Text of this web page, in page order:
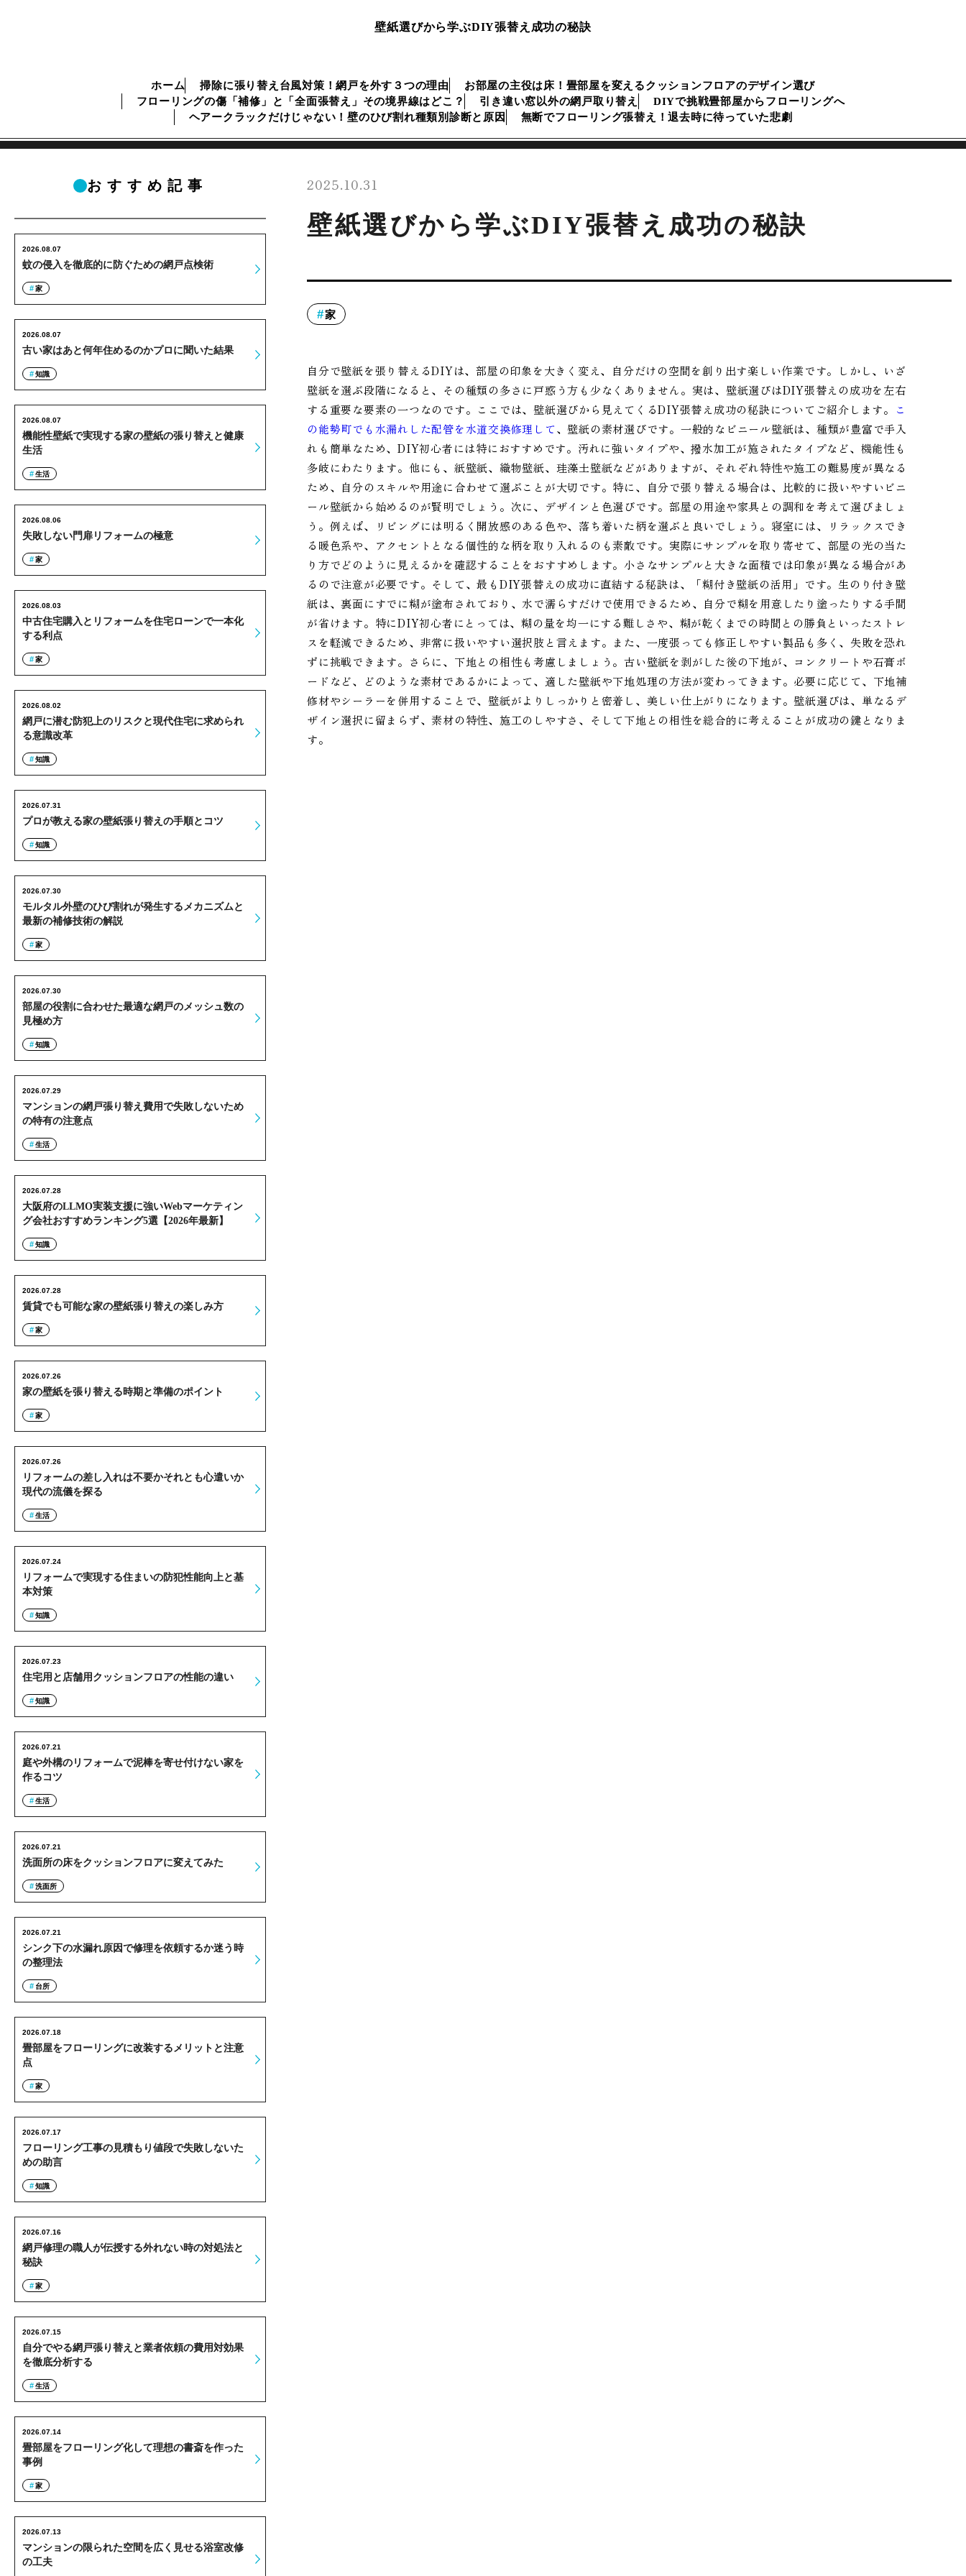
壁紙選びから学ぶDIY張替え成功の秘訣
ホーム 掃除に張り替え台風対策！網戸を外す３つの理由
お部屋の主役は床！畳部屋を変えるクッションフロアのデザイン選び
フローリングの傷「補修」と「全面張替え」その境界線はどこ？
引き違い窓以外の網戸取り替え
DIYで挑戦畳部屋からフローリングへ
ヘアークラックだけじゃない！壁のひび割れ種類別診断と原因
無断でフローリング張替え！退去時に待っていた悲劇
2025.10.31
壁紙選びから学ぶDIY張替え成功の秘訣
家
自分で壁紙を張り替えるDIYは、部屋の印象を大きく変え、自分だけの空間を創り出す楽しい作業です。しかし、いざ
壁紙を選ぶ段階になると、その種類の多さに戸惑う方も少なくありません。実は、壁紙選びはDIY張替えの成功を左右
する重要な要素の一つなのです。ここでは、壁紙選びから見えてくるDIY張替え成功の秘訣についてご紹介します。
こ
の能勢町でも水漏れした配管を水道交換修理して、壁紙の素材選びです。一般的なビニール壁紙は、種類が豊富で手入
れも簡単なため、DIY初心者には特におすすめです。汚れに強いタイプや、撥水加工が施されたタイプなど、機能性も
多岐にわたります。他にも、紙壁紙、織物壁紙、珪藻土壁紙などがありますが、それぞれ特性や施工の難易度が異なる
ため、自分のスキルや用途に合わせて選ぶことが大切です。特に、自分で張り替える場合は、比較的に扱いやすいビニ
ール壁紙から始めるのが賢明でしょう。次に、デザインと色選びです。部屋の用途や家具との調和を考えて選びましょ
う。例えば、リビングには明るく開放感のある色や、落ち着いた柄を選ぶと良いでしょう。寝室には、リラックスでき
る暖色系や、アクセントとなる個性的な柄を取り入れるのも素敵です。実際にサンプルを取り寄せて、部屋の光の当た
り方でどのように見えるかを確認することをおすすめします。小さなサンプルと大きな面積では印象が異なる場合があ
るので注意が必要です。そして、最もDIY張替えの成功に直結する秘訣は、「糊付き壁紙の活用」です。生のり付き壁
紙は、裏面にすでに糊が塗布されており、水で濡らすだけで使用できるため、自分で糊を用意したり塗ったりする手間
が省けます。特にDIY初心者にとっては、糊の量を均一にする難しさや、糊が乾くまでの時間との勝負といったストレ
スを軽減できるため、非常に扱いやすい選択肢と言えます。また、一度張っても修正しやすい製品も多く、失敗を恐れ
ずに挑戦できます。さらに、下地との相性も考慮しましょう。古い壁紙を剥がした後の下地が、コンクリートや石膏ボ
ードなど、どのような素材であるかによって、適した壁紙や下地処理の方法が変わってきます。必要に応じて、下地補
修材やシーラーを併用することで、壁紙がよりしっかりと密着し、美しい仕上がりになります。壁紙選びは、単なるデ
ザイン選択に留まらず、素材の特性、施工のしやすさ、そして下地との相性を総合的に考えることが成功の鍵となりま
す。
おすすめ記事
蚊の侵入を徹底的に防ぐための網戸点検術
2026.08.07
家
古い家はあと何年住めるのかプロに聞いた結果
2026.08.07
知識
機能性壁紙で実現する家の壁紙の張り替えと健康
生活
2026.08.07
生活
失敗しない門扉リフォームの極意
2026.08.06
家
中古住宅購入とリフォームを住宅ローンで一本化
する利点
2026.08.03
家
網戸に潜む防犯上のリスクと現代住宅に求められ
る意識改革
2026.08.02
知識
プロが教える家の壁紙張り替えの手順とコツ
2026.07.31
知識
モルタル外壁のひび割れが発生するメカニズムと
最新の補修技術の解説
2026.07.30
家
部屋の役割に合わせた最適な網戸のメッシュ数の
見極め方
2026.07.30
知識
マンションの網戸張り替え費用で失敗しないため
の特有の注意点
2026.07.29
生活
大阪府のLLMO実装支援に強いWebマーケティン
グ会社おすすめランキング5選【2026年最新】
2026.07.28
知識
賃貸でも可能な家の壁紙張り替えの楽しみ方
2026.07.28
家
家の壁紙を張り替える時期と準備のポイント
2026.07.26
家
リフォームの差し入れは不要かそれとも心遣いか
現代の流儀を探る
2026.07.26
生活
リフォームで実現する住まいの防犯性能向上と基
本対策
2026.07.24
知識
住宅用と店舗用クッションフロアの性能の違い
2026.07.23
知識
庭や外構のリフォームで泥棒を寄せ付けない家を
作るコツ
2026.07.21
生活
洗面所の床をクッションフロアに変えてみた
2026.07.21
洗面所
シンク下の水漏れ原因で修理を依頼するか迷う時
の整理法
2026.07.21
台所
畳部屋をフローリングに改装するメリットと注意
点
2026.07.18
家
フローリング工事の見積もり値段で失敗しないた
めの助言
2026.07.17
知識
網戸修理の職人が伝授する外れない時の対処法と
秘訣
2026.07.16
家
自分でやる網戸張り替えと業者依頼の費用対効果
を徹底分析する
2026.07.15
生活
畳部屋をフローリング化して理想の書斎を作った
事例
2026.07.14
家
マンションの限られた空間を広く見せる浴室改修
の工夫
2026.07.13